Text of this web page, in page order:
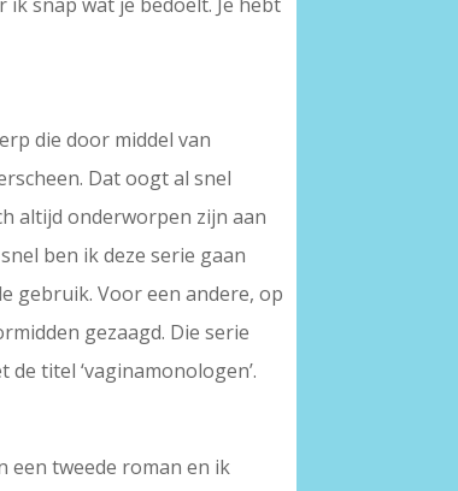
die door middel van
Dat oogt al snel
altijd onderworpen zijn aan
ben ik deze serie gaan
gebruik. Voor een andere, op
gezaagd. Die serie
titel ‘vaginamonologen’.
een tweede roman en ik